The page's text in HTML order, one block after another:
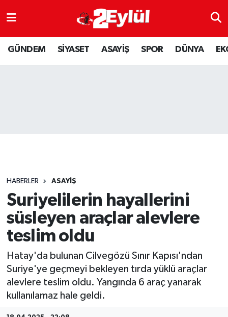
GÜNDEM SİYASET ASAYİŞ SPOR DÜNYA
HABERLER ASAYİŞ
Suriyelilerin hayallerini
süsleyen araçlar alevlere
teslim oldu
Hatay'da bulunan Cilvegözü Sınır Kapısı'ndan
Suriye'ye geçmeyi bekleyen tırda yüklü araçlar
alevlere teslim oldu. Yangında 6 araç yanarak
kullanılamaz hale geldi.
ASAYİŞ
DÜNYA
SPOR
YAŞAM
Nöbetçi Eczaneler
Hava Durumu
Son Dakika Haberleri
Haber Arşivi